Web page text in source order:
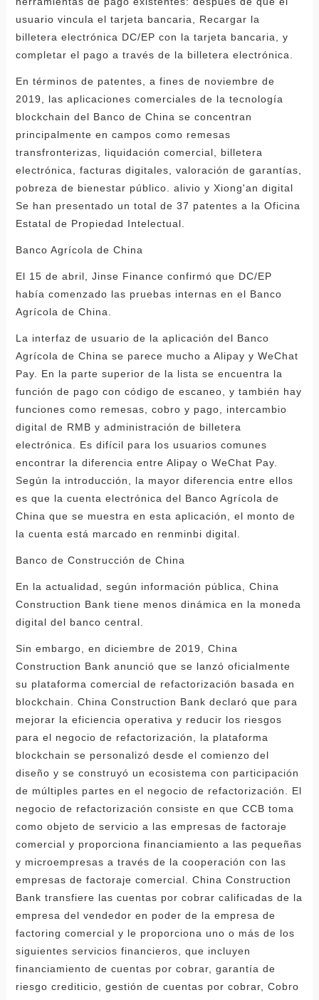
usuario vincula el tarjeta bancaria, Recargar la
billetera electrónica DC/EP con la tarjeta bancaria, y
completar el pago a través de la billetera electrónica.
En términos de patentes, a fines de noviembre de
2019, las aplicaciones comerciales de la tecnología
blockchain del Banco de China se concentran
principalmente en campos como remesas
transfronterizas, liquidación comercial, billetera
electrónica, facturas digitales, valoración de garantías,
pobreza de bienestar público. alivio y Xiong'an digital
Se han presentado un total de 37 patentes a la Oficina
Estatal de Propiedad Intelectual.
Banco Agrícola de China
El 15 de abril, Jinse Finance confirmó que DC/EP
había comenzado las pruebas internas en el Banco
Agrícola de China.
La interfaz de usuario de la aplicación del Banco
Agrícola de China se parece mucho a Alipay y WeChat
Pay. En la parte superior de la lista se encuentra la
función de pago con código de escaneo, y también hay
funciones como remesas, cobro y pago, intercambio
digital de RMB y administración de billetera
electrónica. Es difícil para los usuarios comunes
encontrar la diferencia entre Alipay o WeChat Pay.
Según la introducción, la mayor diferencia entre ellos
es que la cuenta electrónica del Banco Agrícola de
China que se muestra en esta aplicación, el monto de
la cuenta está marcado en renminbi digital.
Banco de Construcción de China
En la actualidad, según información pública, China
Construction Bank tiene menos dinámica en la moneda
digital del banco central.
Sin embargo, en diciembre de 2019, China
Construction Bank anunció que se lanzó oficialmente
su plataforma comercial de refactorización basada en
blockchain. China Construction Bank declaró que para
mejorar la eficiencia operativa y reducir los riesgos
para el negocio de refactorización, la plataforma
blockchain se personalizó desde el comienzo del
diseño y se construyó un ecosistema con participación
de múltiples partes en el negocio de refactorización. El
negocio de refactorización consiste en que CCB toma
como objeto de servicio a las empresas de factoraje
comercial y proporciona financiamiento a las pequeñas
y microempresas a través de la cooperación con las
empresas de factoraje comercial. China Construction
Bank transfiere las cuentas por cobrar calificadas de la
empresa del vendedor en poder de la empresa de
factoring comercial y le proporciona uno o más de los
siguientes servicios financieros, que incluyen
financiamiento de cuentas por cobrar, garantía de
riesgo crediticio, gestión de cuentas por cobrar, Cobro